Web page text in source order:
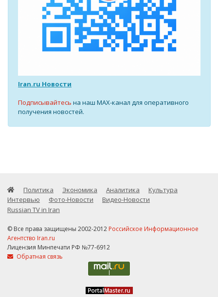
Iran.ru Новости
Подписывайтесь на наш MAX-канал для оперативного
получения новостей.
Политика Экономика Аналитика
Культура
Интервью
Фото-Новости
Видео-Новости
Russian TV in Iran
© Все права защищены 2002-2012 Российское Информационное
Агентство Iran.ru
Лицензия Минпечати РФ №77-6912
Обратная связь